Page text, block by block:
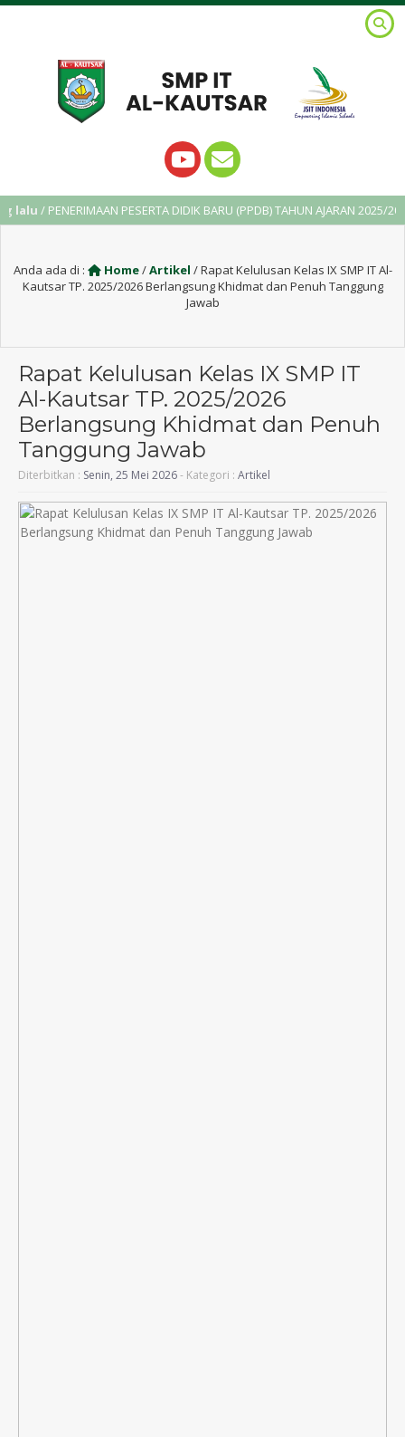
PESERTA DIDIK BARU (PPDB) TAHUN AJARAN 2025/2026
Anda ada di : Home/Artikel /Rapat Kelulusan Kelas IX SMP IT Al-
Kautsar TP. 2025/2026 Berlangsung Khidmat dan Penuh Tanggung
Jawab
Rapat Kelulusan Kelas IX SMP IT
Al-Kautsar TP. 2025/2026
Berlangsung Khidmat dan Penuh
Tanggung Jawab
Diterbitkan : Senin, 25 Mei 2026- Kategori : Artikel